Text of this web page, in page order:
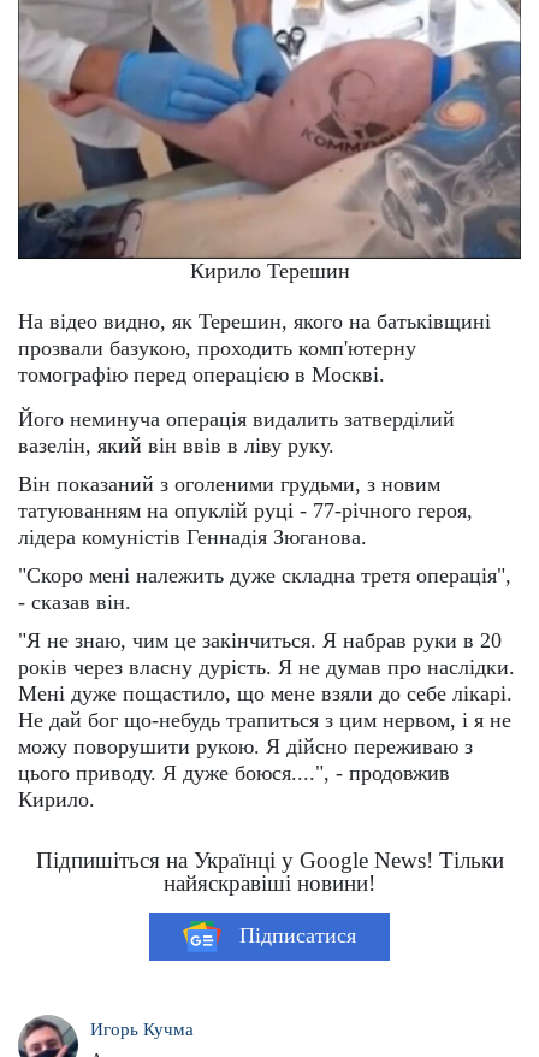
Кирило Терешин
На відео видно, як Терешин, якого на батьківщині
прозвали базукою, проходить комп'ютерну
томографію перед операцією в Москві.
Його неминуча операція видалить затверділий
вазелін, який він ввів в ліву руку.
Він показаний з оголеними грудьми, з новим
татуюванням на опуклій руці - 77-річного героя,
лідера комуністів Геннадія Зюганова.
"Скоро мені належить дуже складна третя операція",
- сказав він.
"Я не знаю, чим це закінчиться. Я набрав руки в 20
років через власну дурість. Я не думав про наслідки.
Мені дуже пощастило, що мене взяли до себе лікарі.
Не дай бог що-небудь трапиться з цим нервом, і я не
можу поворушити рукою. Я дійсно переживаю з
цього приводу. Я дуже боюся....", - продовжив
Кирило.
Підпишіться на Українці у Google News! Тільки
найяскравіші новини!
Підписатися
Игорь Кучма